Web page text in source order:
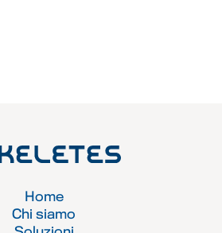
Home
Chi siamo